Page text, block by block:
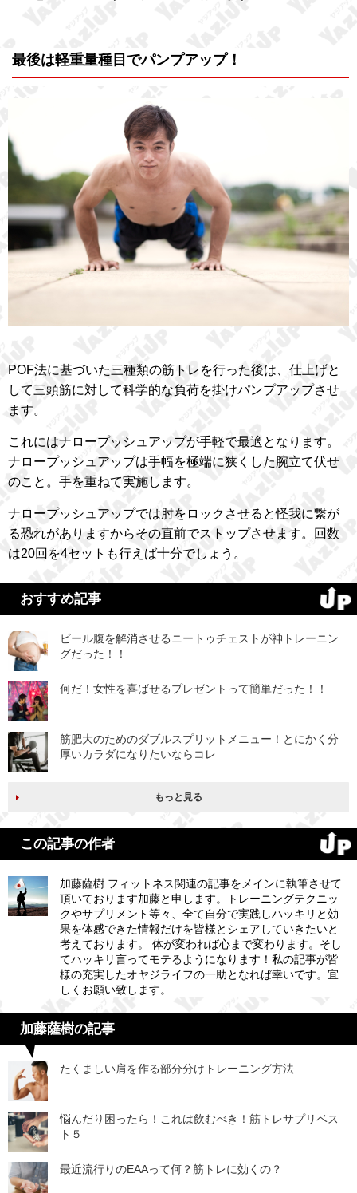
最後は軽重量種目でパンプアップ！
POF法に基づいた三種類の筋トレを行った後は、仕上げと
して三頭筋に対して科学的な負荷を掛けパンプアップさせ
ます。
これにはナロープッシュアップが手軽で最適となります。
ナロープッシュアップは手幅を極端に狭くした腕立て伏せ
のこと。手を重ねて実施します。
ナロープッシュアップでは肘をロックさせると怪我に繋が
る恐れがありますからその直前でストップさせます。回数
は20回を4セットも行えば十分でしょう。
おすすめ記事
ビール腹を解消させるニートゥチェストが神トレーニン
グだった！！
何だ！女性を喜ばせるプレゼントって簡単だった！！
筋肥大のためのダブルスプリットメニュー！とにかく分
厚いカラダになりたいならコレ
もっと見る
この記事の作者
加藤薩樹 フィットネス関連の記事をメインに執筆させて
頂いております加藤と申します。トレーニングテクニッ
クやサプリメント等々、全て自分で実践しハッキリと効
果を体感できた情報だけを皆様とシェアしていきたいと
考えております。 体が変われば心まで変わります。そし
てハッキリ言ってモテるようになります！私の記事が皆
様の充実したオヤジライフの一助となれば幸いです。宜
しくお願い致します。
加藤薩樹の記事
たくましい肩を作る部分分けトレーニング方法
悩んだり困ったら！これは飲むべき！筋トレサプリベス
ト５
最近流行りのEAAって何？筋トレに効くの？